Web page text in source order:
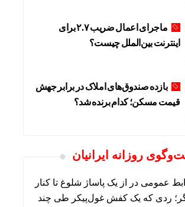
ماجرای اعمال ضریب ۲.۷ برای
اینترنت بین‌الملل چیست؟
بازده صندوق‌های املاک در برابر جهش
قیمت مسکن؛ کدام برنده شد؟
روزانه ایرانیان
عمومی در
از یک پاساژ شلوغ تا کنار
ردی که یک کفش غول‌پیکر طی چند